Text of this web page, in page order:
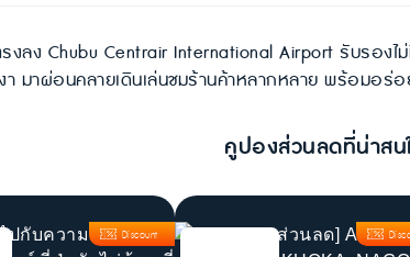
งลง Chubu Centrair International Airport รับรอง
งา มาผ่อนคลายเดินเล่นชมร้านค้าหลากหลาย พร้อมอร่
คูปองส่วนลดที่น่าสน
Discount